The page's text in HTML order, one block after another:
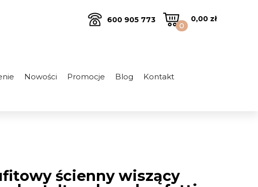
0
0,00 zł
600 905 773
Nowości Promocje Blog Kontakt
ścienny wiszący